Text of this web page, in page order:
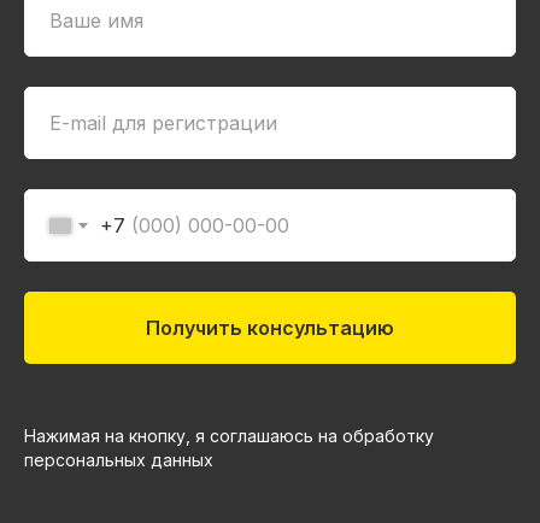
+7
Получить консультацию
Нажимая на кнопку, я соглашаюсь на обработку
персональных данных